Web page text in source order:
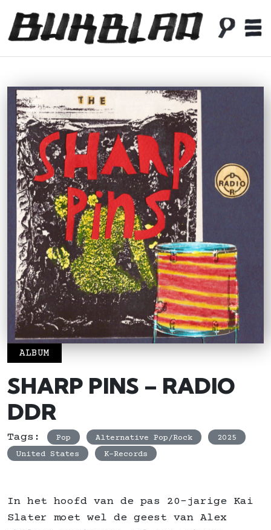
ALBUM
SHARP PINS – RADIO
DDR
Tags: Pop Alternative Pop/Rock
2025
United States
K-Records
In het hoofd van de pas 20-jarige Kai
Slater moet wel de geest van Alex